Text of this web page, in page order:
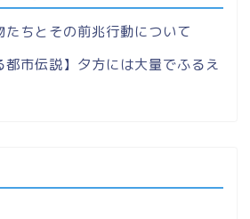
たちとその前兆行動について
都市伝説】夕方には大量でふるえ